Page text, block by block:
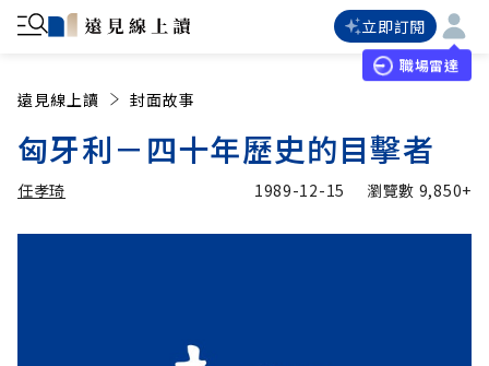
立即訂閱
職場雷達
遠見線上讀 封面故事
匈牙利－四十年歷史的目擊者
任孝琦 1989-12-15 瀏覽數 9,850+